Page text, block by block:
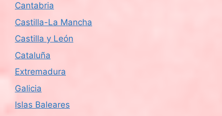
Cantabria
Castilla-La Mancha
Castilla y León
Cataluña
Extremadura
Galicia
Islas Baleares